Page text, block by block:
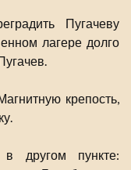
Пугачеву
лагере долго
крепость,
другом пункте: